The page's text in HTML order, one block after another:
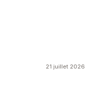
21 juillet 2026